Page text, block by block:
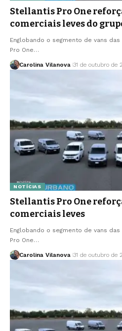
Stellantis Pro One
comerciais leves do
Englobando o segmento de vans
Pro One…
Carolina Vilanova 31 de outubro de
NOTÍCIAS
Stellantis Pro One
comerciais leves
Englobando o segmento de vans
Pro One…
Carolina Vilanova 31 de outubro de